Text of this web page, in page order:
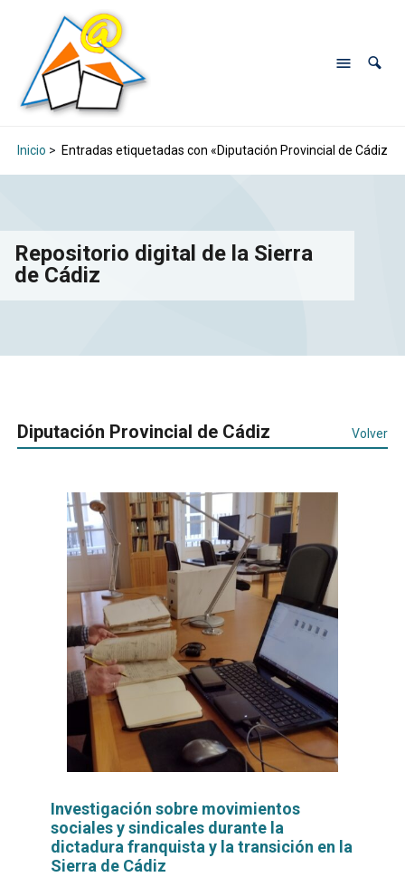
Inicio > Entradas etiquetadas con «Diputación Provincial de Cádiz"
Repositorio digital de la Sierra
de Cádiz
Diputación Provincial de Cádiz Volver
Investigación sobre movimientos
sociales y sindicales durante la
dictadura franquista y la transición en la
Sierra de Cádiz